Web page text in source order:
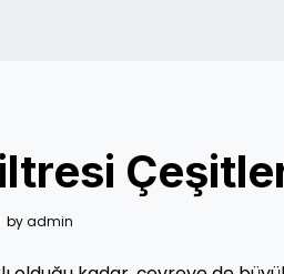
byadmin